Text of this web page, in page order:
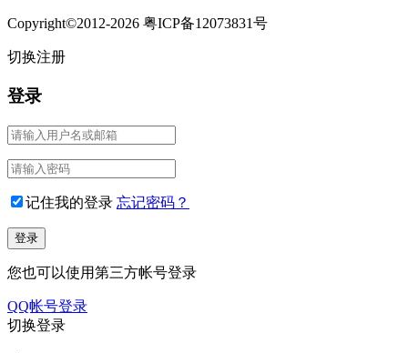
Copyright©2012-2026 粤ICP备12073831号
切换注册
登录
记住我的登录 忘记密码？
您也可以使用第三方帐号登录
QQ帐号登录
切换登录